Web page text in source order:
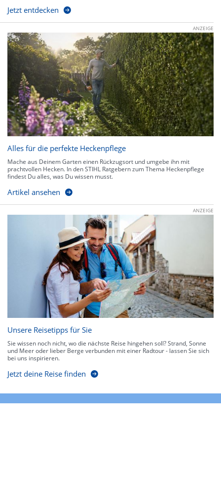
Jetzt entdecken
ANZEIGE
Alles für die perfekte Heckenpflege
Mache aus Deinem Garten einen Rückzugsort und umgebe ihn mit
prachtvollen Hecken. In den STIHL Ratgebern zum Thema Heckenpflege
findest Du alles, was Du wissen musst.
Artikel ansehen
ANZEIGE
Unsere Reisetipps für Sie
Sie wissen noch nicht, wo die nächste Reise hingehen soll? Strand, Sonne
und Meer oder lieber Berge verbunden mit einer Radtour - lassen Sie sich
bei uns inspirieren.
Jetzt deine Reise finden